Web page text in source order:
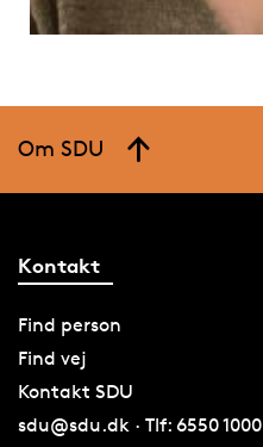
Om SDU
Kontakt
Find person
Find vej
Kontakt SDU
sdu@sdu.dk · Tlf: 6550 1000